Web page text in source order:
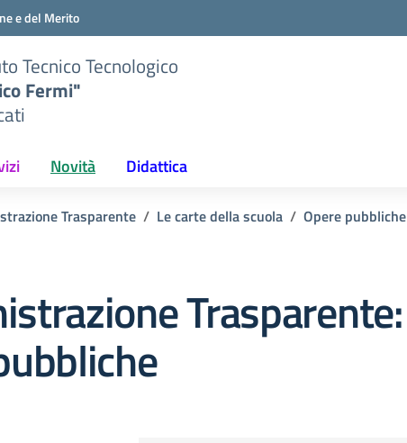
e del Merito
Tecnico Tecnologico
Fermi"
Novità Didattica
Trasparente Le carte della scuola Opere pubbliche
Trasparente: